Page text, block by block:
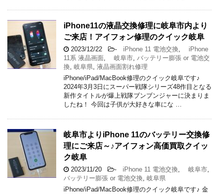
iPhone11の液晶交換修理に岐阜市内より
ご来店！アイフォン修理のクイック岐阜
2023/12/22 - iPhone 11 電池交換,
iPhone
11系 液晶画面, 岐阜市, バッテリー膨張 or 電池交
換, 岐阜県, 液晶画面割れ修理
iPhone/iPad/MacBook修理のクイック岐阜です♪
2024年3月3日にスーパー戦隊シリーズ48作目となる
新作タイトルが爆上戦隊ブンブンジャーに決まりま
したね！ 今回は子供が大好きな車にな …
岐阜市よりiPhone 11のバッテリー交換修
理にご来店～♪アイフォン高価買取クイッ
ク岐阜
2023/11/20 - iPhone 11 電池交換, 岐阜市,
バッテリー膨張 or 電池交換, 岐阜県
iPhone/iPad/MacBook修理のクイック岐阜です♪ 金